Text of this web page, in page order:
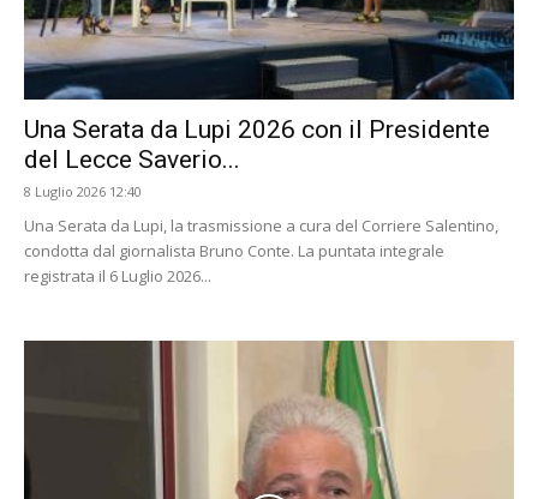
Una Serata da Lupi 2026 con il Presidente
del Lecce Saverio...
8 Luglio 2026 12:40
Una Serata da Lupi, la trasmissione a cura del Corriere Salentino,
condotta dal giornalista Bruno Conte. La puntata integrale
registrata il 6 Luglio 2026...